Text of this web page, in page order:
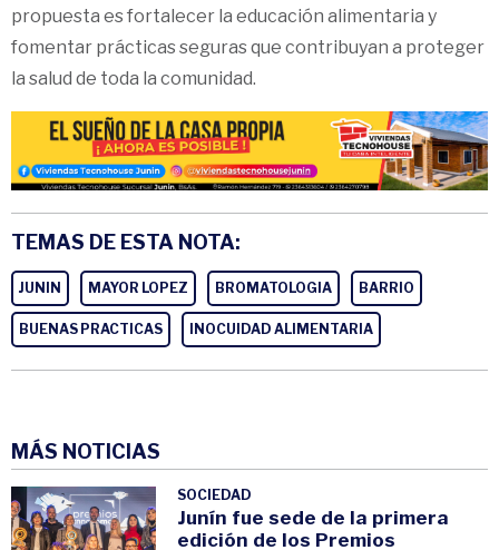
propuesta es fortalecer la educación alimentaria y
fomentar prácticas seguras que contribuyan a proteger
la salud de toda la comunidad.
TEMAS DE ESTA NOTA:
JUNIN MAYOR LOPEZ BROMATOLOGIA BARRIO
BUENAS PRACTICAS INOCUIDAD ALIMENTARIA
MÁS NOTICIAS
SOCIEDAD
Junín fue sede de la primera
edición de los Premios